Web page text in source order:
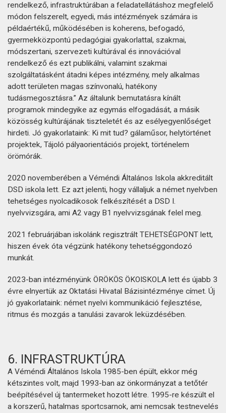
rendelkező, infrastruktúrában a feladatellátáshoz megfelelő
módon felszerelt, egyedi, más intézmények számára is
példaértékű, működésében is koherens, befogadó,
gyermekközpontú pedagógiai gyakorlattal, szakmai,
módszertani, szervezeti kultúrával és innovációval
rendelkező és ezt publikálni, valamint szakmai
szolgáltatásként átadni képes intézmény, mely alkalmas
adott területen magas színvonalú, hatékony
tudásmegosztásra.” Az általunk bemutatásra kínált
programok mindegyike az egymás elfogadását, a másik
közösség kultúrájának tiszteletét és az esélyegyenlőséget
hirdeti. Jó gyakorlataink: Ki mit tud? gálaműsor, helytörténet
projektek, Tájoló pályaorientációs projekt, történelem
örömórák.
2020 novemberében a Véméndi Általános Iskola akkreditált
DSD iskola lett. Ez azt jelenti, hogy vállaljuk a német nyelvben
tehetséges nyolcadikosok felkészítését a DSD I.
nyelvvizsgára, ami A2 vagy B1 nyelvvizsgának felel meg.
2021 februárjában iskolánk regisztrált TEHETSÉGPONT lett,
hiszen évek óta végzünk hatékony tehetséggondozó
munkát.
2023-ban intézményünk ÖRÖKÖS ÖKOISKOLA lett és újabb 3
évre elnyertük az Oktatási Hivatal Bázisintézménye címet. Új
jó gyakorlataink: német nyelvi kommunikáció fejlesztése,
ritmus és mozgás a tanulási zavarok leküzdésében.
6. INFRASTRUKTÚRA
A Véméndi Általános Iskola 1985-ben épült, ekkor még
kétszintes volt, majd 1993-ban az önkormányzat a tetőtér
beépítésével új tantermeket hozott létre. 1995-re készült el
a korszerű, hatalmas sportcsarnok, ami nemcsak testnevelés